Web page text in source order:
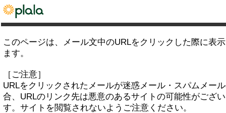
このページは、メール文中のURLをクリックした際に表
ます。
［ご注意］
URLをクリックされたメールが迷惑メール・スパムメー
合、URLのリンク先は悪意のあるサイトの可能性がござ
す。サイトを閲覧されないようご注意ください。